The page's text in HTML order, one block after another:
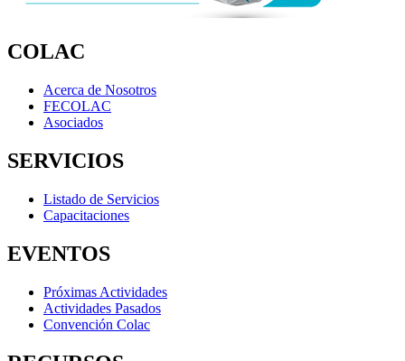
COLAC
Acerca de Nosotros
FECOLAC
Asociados
SERVICIOS
Listado de Servicios
Capacitaciones
EVENTOS
Próximas Actividades
Actividades Pasados
Convención Colac